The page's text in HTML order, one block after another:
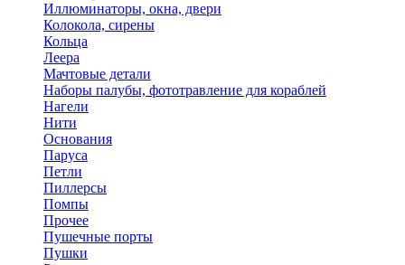
Иллюминаторы, окна, двери
Колокола, сирены
Кольца
Леера
Мачтовые детали
Наборы палубы, фототравление для кораблей
Нагели
Нити
Основания
Паруса
Петли
Пиллерсы
Помпы
Прочее
Пушечные порты
Пушки